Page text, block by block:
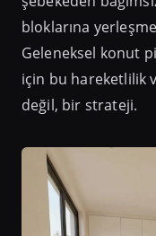
bloklarına
Geleneksel konut
için bu hareketlilik
değil, bir strateji.